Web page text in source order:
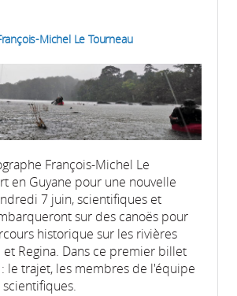
Michel Le Tourneau
François-Michel Le
en Guyane pour une nouvelle
7 juin, scientifiques et
sur des canoës pour
historique sur les rivières
Regina. Dans ce premier billet
le trajet, les membres de l'équipe